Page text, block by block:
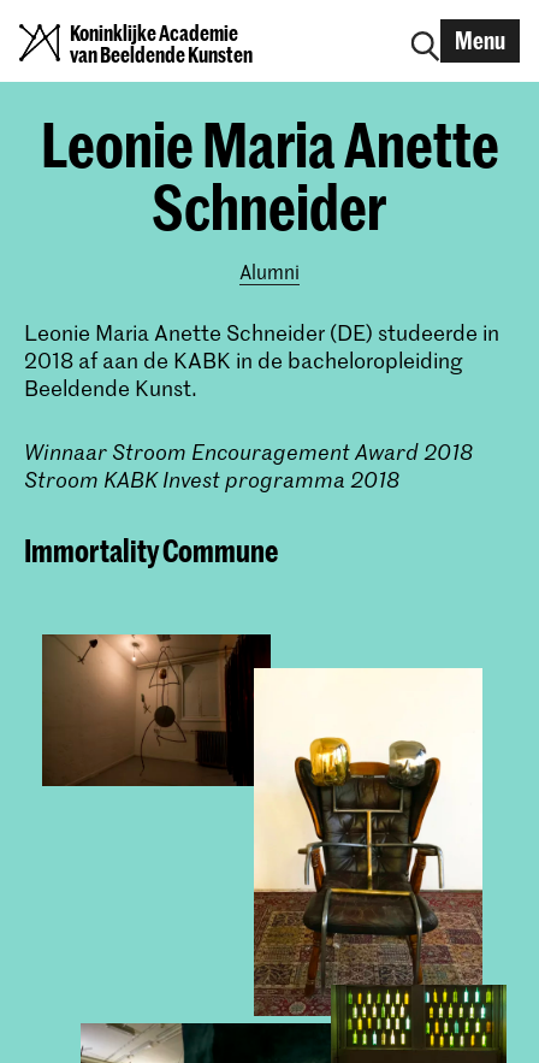
Koninklijke Academie
van Beeldende Kunsten
Menu
Leonie Maria Anette
Schneider
Alumni
Leonie Maria Anette Schneider (DE) studeerde in
2018 af aan de KABK in de bacheloropleiding
Beeldende Kunst.
Winnaar Stroom Encouragement Award 2018
Stroom KABK Invest programma 2018
Immortality Commune​